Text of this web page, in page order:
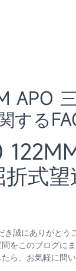
APO
する
式
誠にありがとう
をこのブログに
ら、お気軽に問い